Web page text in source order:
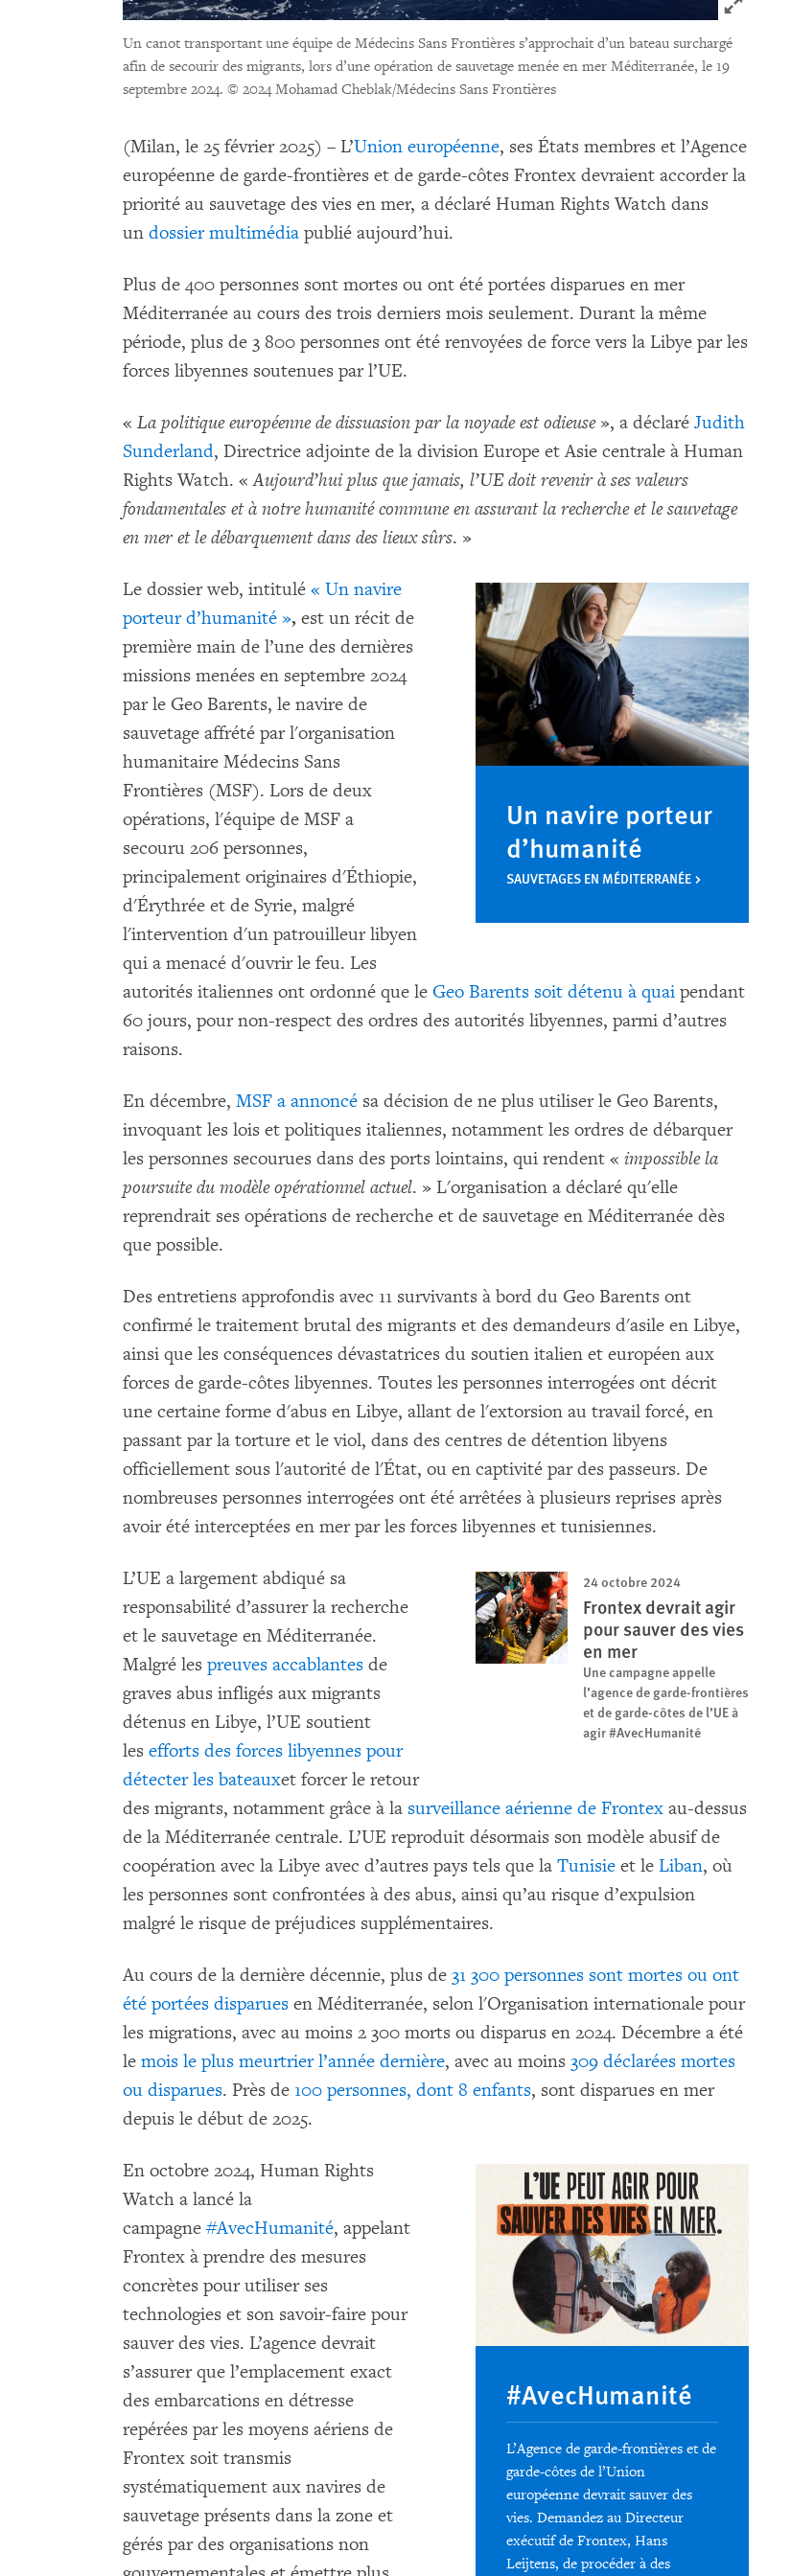
Un canot transportant une équipe de Médecins Sans Frontières s’approchait d’un bateau surchargé
afin de secourir des migrants, lors d’une opération de sauvetage menée en mer Méditerranée, le 19
septembre 2024. © 2024 Mohamad Cheblak/Médecins Sans Frontières
(Milan, le 25 février 2025) – L’Union européenne, ses États membres et l’Agence
européenne de garde-frontières et de garde-côtes Frontex devraient accorder la
priorité au sauvetage des vies en mer, a déclaré Human Rights Watch dans
un dossier multimédia publié aujourd’hui.
Plus de 400 personnes sont mortes ou ont été portées disparues en mer
Méditerranée au cours des trois derniers mois seulement. Durant la même
période, plus de 3 800 personnes ont été renvoyées de force vers la Libye par les
forces libyennes soutenues par l’UE.
« La politique européenne de dissuasion par la noyade est odieuse», a déclaré Judith
Sunderland, Directrice adjointe de la division Europe et Asie centrale à Human
Rights Watch. «Aujourd’hui plus que jamais, l’UE doit revenir à ses valeurs
fondamentales et à notre humanité commune en assurant la recherche et le sauvetage
en mer et le débarquement dans des lieux sûrs. »
Un navire porteur
d’humanité
SAUVETAGES EN MÉDITERRANÉE
Le dossier web, intitulé « Un navire
porteur d’humanité », est un récit de
première main de l’une des dernières
missions menées en septembre 2024
par le Geo Barents, le navire de
sauvetage affrété par l'organisation
humanitaire Médecins Sans
Frontières (MSF). Lors de deux
opérations, l'équipe de MSF a
secouru 206 personnes,
principalement originaires d'Éthiopie,
d'Érythrée et de Syrie, malgré
l'intervention d'un patrouilleur libyen
qui a menacé d'ouvrir le feu. Les
autorités italiennes ont ordonné que le Geo Barents soit détenu à quai pendant
60 jours, pour non-respect des ordres des autorités libyennes, parmi d’autres
raisons.
En décembre, MSF a annoncé sa décision de ne plus utiliser le Geo Barents,
invoquant les lois et politiques italiennes, notamment les ordres de débarquer
les personnes secourues dans des ports lointains, qui rendent « impossible la
poursuite du modèle opérationnel actuel. » L'organisation a déclaré qu'elle
reprendrait ses opérations de recherche et de sauvetage en Méditerranée dès
que possible.
Des entretiens approfondis avec 11 survivants à bord du Geo Barents ont
confirmé le traitement brutal des migrants et des demandeurs d'asile en Libye,
ainsi que les conséquences dévastatrices du soutien italien et européen aux
forces de garde-côtes libyennes. Toutes les personnes interrogées ont décrit
une certaine forme d'abus en Libye, allant de l'extorsion au travail forcé, en
passant par la torture et le viol, dans des centres de détention libyens
officiellement sous l'autorité de l'État, ou en captivité par des passeurs. De
nombreuses personnes interrogées ont été arrêtées à plusieurs reprises après
avoir été interceptées en mer par les forces libyennes et tunisiennes.
24 octobre 2024
Frontex devrait agir
pour sauver des vies
en mer
Une campagne appelle
l’agence de garde-frontières
et de garde-côtes de l’UE à
agir #AvecHumanité
L’UE a largement abdiqué sa
responsabilité d’assurer la recherche
et le sauvetage en Méditerranée.
Malgré les preuves accablantes de
graves abus infligés aux migrants
détenus en Libye, l’UE soutient
les efforts des forces libyennes pour
détecter les bateauxet forcer le retour
des migrants, notamment grâce à la surveillance aérienne de Frontex au-dessus
de la Méditerranée centrale. L’UE reproduit désormais son modèle abusif de
coopération avec la Libye avec d’autres pays tels que la Tunisie et le Liban, où
les personnes sont confrontées à des abus, ainsi qu’au risque d’expulsion
malgré le risque de préjudices supplémentaires.
Au cours de la dernière décennie, plus de 31 300 personnes sont mortes ou ont
été portées disparues en Méditerranée, selon l'Organisation internationale pour
les migrations, avec au moins 2 300 morts ou disparus en 2024. Décembre a été
le mois le plus meurtrier l’année dernière, avec au moins 309 déclarées mortes
ou disparues. Près de 100 personnes, dont 8 enfants, sont disparues en mer
depuis le début de 2025.
#AvecHumanité
L’Agence de garde-frontières et de
garde-côtes de l’Union
européenne devrait sauver des
vies. Demandez au Directeur
exécutif de Frontex, Hans
Leijtens, de procéder à des
En octobre 2024, Human Rights
Watch a lancé la
campagne #AvecHumanité, appelant
Frontex à prendre des mesures
concrètes pour utiliser ses
technologies et son savoir-faire pour
sauver des vies. L’agence devrait
s’assurer que l’emplacement exact
des embarcations en détresse
repérées par les moyens aériens de
Frontex soit transmis
systématiquement aux navires de
sauvetage présents dans la zone et
gérés par des organisations non